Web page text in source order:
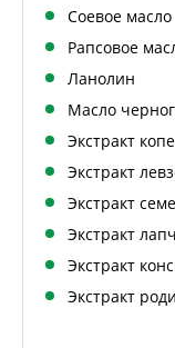
Соевое масло
Рапсовое
Ланолин
Масло
Экстракт
Экстракт
Экстракт
Экстракт
Экстракт
Экстракт